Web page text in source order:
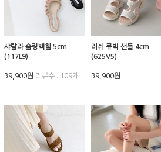
샤랄라 슬링백힐 5cm
(117L9)
39,900원 리뷰수 : 109개
러쉬 큐빅 샌들 4cm
(625V5)
39,900원